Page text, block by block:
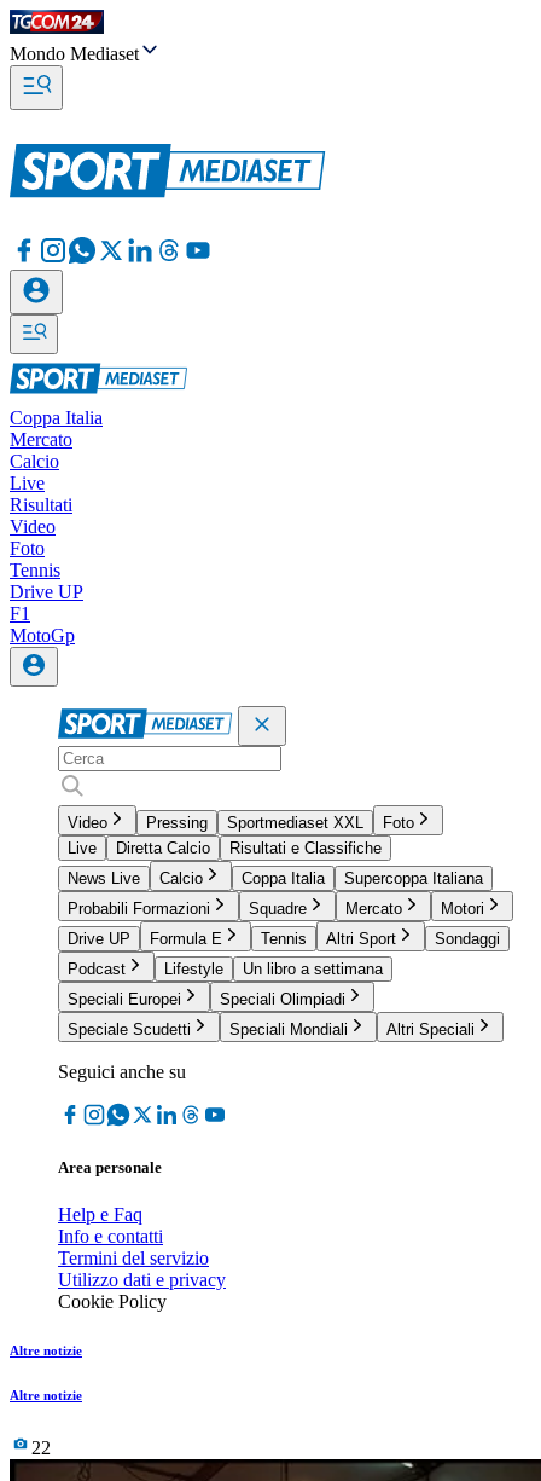
Mondo Mediaset
Coppa Italia
Mercato
Calcio
Live
Risultati
Video
Foto
Tennis
Drive UP
F1
MotoGp
Video Pressing Sportmediaset XXL
Foto
Live
Diretta Calcio
Risultati e Classifiche
News Live
Calcio Coppa Italia
Supercoppa Italiana
Probabili Formazioni
Squadre Mercato
Motori
Drive UP
Formula E Tennis Altri Sport
Sondaggi
Podcast
Lifestyle
Un libro a settimana
Speciali Europei
Speciali Olimpiadi
Speciale Scudetti
Speciali Mondiali Altri Speciali
Seguici anche su
Area personale
Help e Faq
Info e contatti
Termini del servizio
Utilizzo dati e privacy
Cookie Policy
Altre notizie
Altre notizie
22